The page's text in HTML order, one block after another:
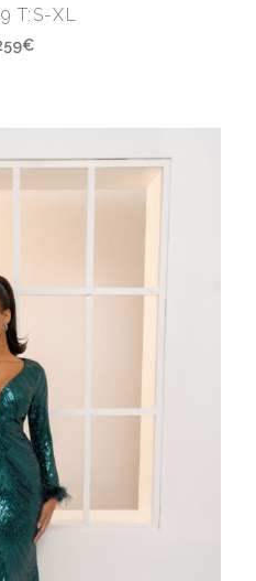
T:S-XL